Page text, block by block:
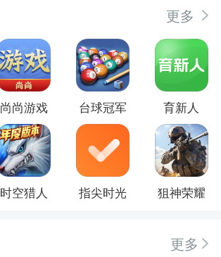
更多
尚尚游戏 台球冠军 育新人
时空猎人 指尖时光 狙神荣耀
更多